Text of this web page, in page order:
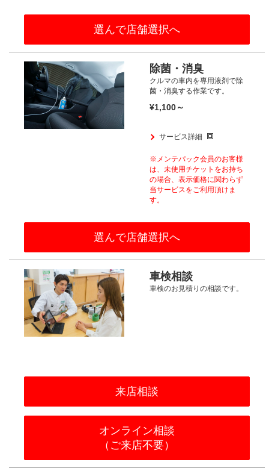
選んで店舗選択へ
除菌・消臭
クルマの車内を専用液剤で除
菌・消臭する作業です。
¥1,100～
サービス詳細
※メンテパック会員のお客様
は、未使用チケットをお持ち
の場合、表示価格に関わらず
当サービスをご利用頂けま
す。​
選んで店舗選択へ
車検相談
車検のお見積りの相談です。
来店相談
オンライン相談
（ご来店不要）